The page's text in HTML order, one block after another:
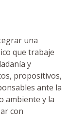
una
que trabaje
y
propositivos,
ante la
ambiente y la
con